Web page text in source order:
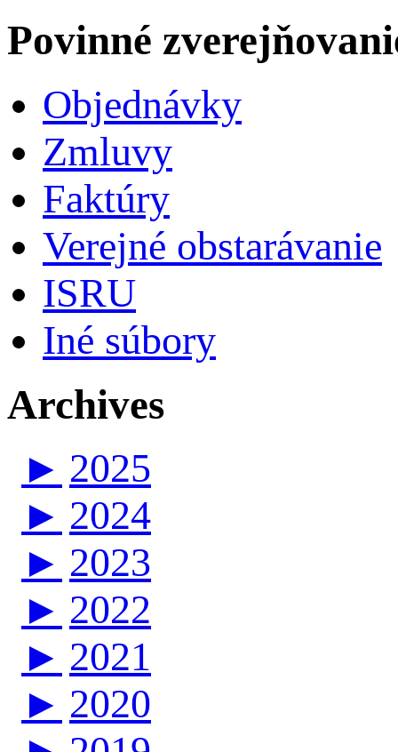
Povinné
Objednávky
Zmluvy
Faktúry
Verejné obstarávanie
ISRU
Iné súbory
Archives
► 2025
► 2024
► 2023
► 2022
► 2021
► 2020